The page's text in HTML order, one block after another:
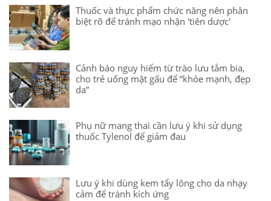
Thuốc và thực phẩm chức năng nên phân
biệt rõ để tránh mạo nhận 'tiên dược'
Cảnh báo nguy hiểm từ trào lưu tắm bia,
cho trẻ uống mật gấu để “khỏe mạnh, đẹp
da”
Phụ nữ mang thai cần lưu ý khi sử dụng
thuốc Tylenol để giảm đau
Lưu ý khi dùng kem tẩy lông cho da nhạy
cảm để tránh kích ứng